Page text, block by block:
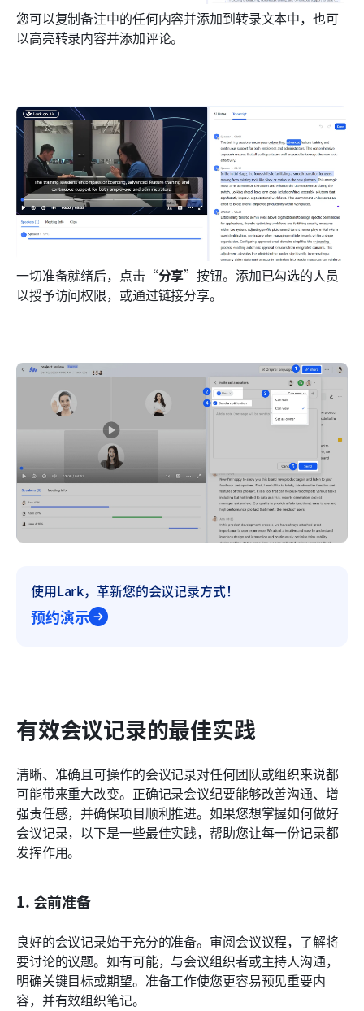
您可以复制备注中的任何内容并添加到转录文本中，也可
以高亮转录内容并添加评论。
一切准备就绪后，点击“分享”按钮。添加已勾选的人员
以授予访问权限，或通过链接分享。
使用Lark，革新您的会议记录方式！
预约演示
有效会议记录的最佳实践
清晰、准确且可操作的会议记录对任何团队或组织来说都
可能带来重大改变。正确记录会议纪要能够改善沟通、增
强责任感，并确保项目顺利推进。如果您想掌握如何做好
会议记录，以下是一些最佳实践，帮助您让每一份记录都
发挥作用。
1. 会前准备
良好的会议记录始于充分的准备。审阅会议议程，了解将
要讨论的议题。如有可能，与会议组织者或主持人沟通，
明确关键目标或期望。准备工作使您更容易预见重要内
容，并有效组织笔记。